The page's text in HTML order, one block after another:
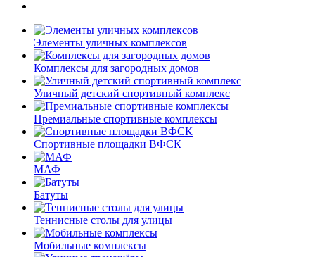
Элементы уличных комплексов
Комплексы для загородных домов
Уличный детский спортивный комплекс
Премиальные спортивные комплексы
Спортивные площадки ВФСК
МАФ
Батуты
Теннисные столы для улицы
Мобильные комплексы